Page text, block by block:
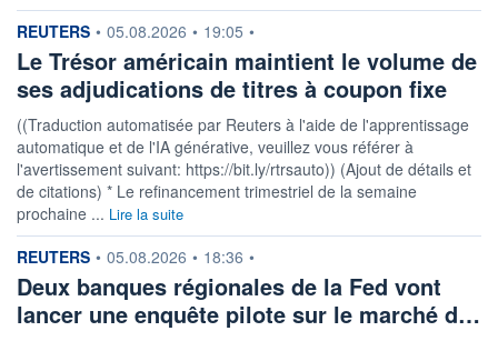
information fournie par
REUTERS • 05.08.2026 • 19:05 •
Le Trésor américain maintient le volume de
ses adjudications de titres à coupon fixe
((Traduction automatisée par Reuters à l'aide de l'apprentissage
automatique et de l'IA générative, veuillez vous référer à
l'avertissement suivant: https://bit.ly/rtrsauto)) (Ajout de détails et
de citations) * Le refinancement trimestriel de la semaine
prochaine ... Lire la suite
information fournie par
REUTERS • 05.08.2026 • 18:36 •
Deux banques régionales de la Fed vont
lancer une enquête pilote sur le marché d…